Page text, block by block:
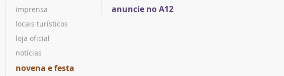
imprensa
locais turísticos
loja oficial
notícias
novena e festa
anuncie no A12